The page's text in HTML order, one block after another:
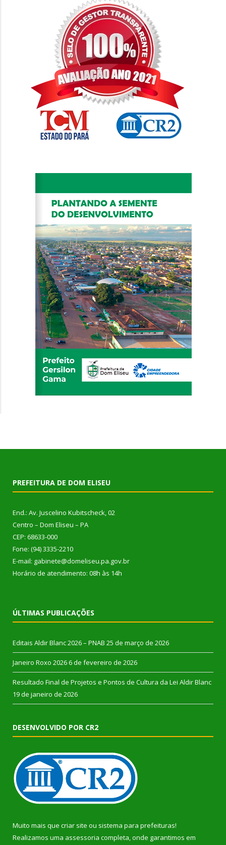
PREFEITURA DE DOM ELISEU
End.: Av. Juscelino Kubitscheck, 02
Centro – Dom Eliseu – PA
CEP: 68633-000
Fone: (94) 3335-2210
E-mail: gabinete@domeliseu.pa.gov.br
Horário de atendimento: 08h às 14h
ÚLTIMAS PUBLICAÇÕES
Editais Aldir Blanc 2026 – PNAB 25 de março de 2026
Janeiro Roxo 2026 6 de fevereiro de 2026
Resultado Final de Projetos e Pontos de Cultura da Lei Aldir Blanc
19 de janeiro de 2026
DESENVOLVIDO POR CR2
Muito mais que criar site ou sistema para prefeituras!
Realizamos uma assessoria completa, onde garantimos em